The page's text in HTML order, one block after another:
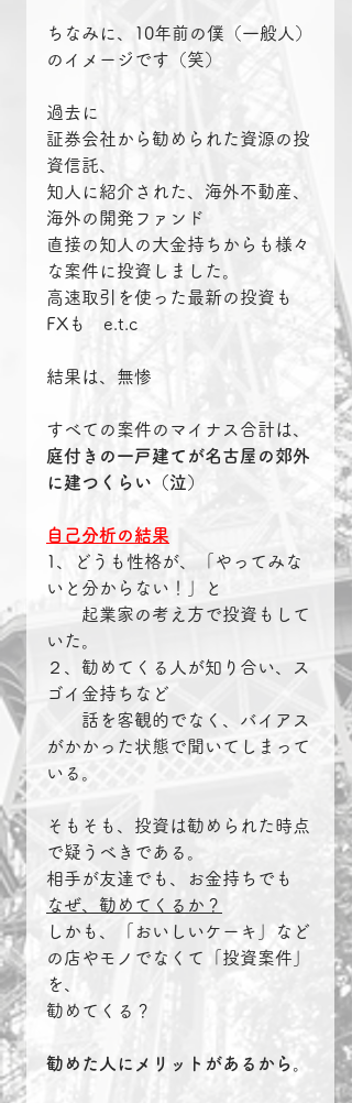
ちなみに、10年前の僕（一般人）
のイメージです（笑）
過去に
証券会社から勧められた資源の投
資信託、
知人に紹介された、海外不動産、
海外の開発ファンド
直接の知人の大金持ちからも様々
な案件に投資しました。
高速取引を使った最新の投資も
FXも　e.t.c
結果は、無惨
すべての案件のマイナス合計は、
庭付きの一戸建てが名古屋の郊外
に建つくらい（泣）
自己分析の結果
1、どうも性格が、「やってみな
いと分からない！」と
起業家の考え方で投資もして
いた。
２、勧めてくる人が知り合い、ス
ゴイ金持ちなど
話を客観的でなく、バイアス
がかかった状態で聞いてしまって
いる。
そもそも、投資は勧められた時点
で疑うべきである。
相手が友達でも、お金持ちでも
なぜ、勧めてくるか？
しかも、「おいしいケーキ」など
の店やモノでなくて「投資案件」
を、
勧めてくる？
勧めた人にメリットがあるから。